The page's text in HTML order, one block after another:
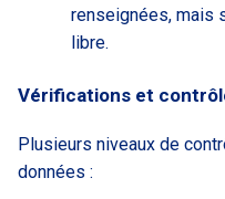
renseignées, mais
libre.
Vérifications et
Plusieurs niveaux de
données :